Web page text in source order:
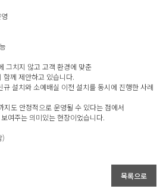
그치지 않고 고객 환경에 맞춘
함께 제안하고 있습니다.
설치와 소예배실 이전 설치를 동시에 진행한 사례
지도 안정적으로 운영될 수 있다는 점에서
여주는 의미있는 현장이었습니다.
)
목록으로